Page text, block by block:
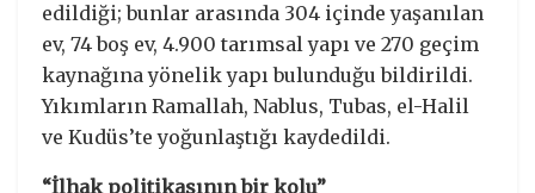
edildiği; bunlar arasında 304 içinde yaşanılan
ev, 74 boş ev, 4.900 tarımsal yapı ve 270 geçim
kaynağına yönelik yapı bulunduğu bildirildi.
Yıkımların Ramallah, Nablus, Tubas, el-Halil
ve Kudüs’te yoğunlaştığı kaydedildi.
“İlhak politikasının bir kolu”